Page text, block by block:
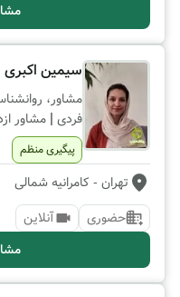
سیمین اکبری
مشاور،
فردی | مشاور
پیگیری منظم
تهران - کامرانیه شمالی
حضوری
آنلاین